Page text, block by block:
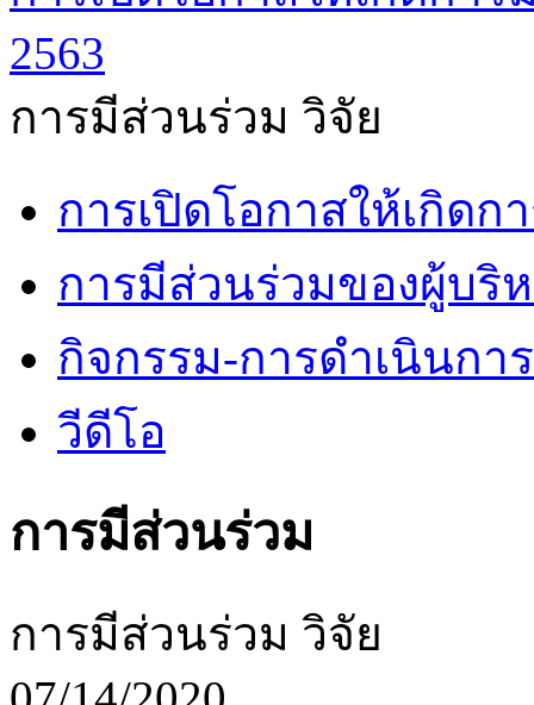
2563
การมีส่วนร่วม วิจัย
การเปิดโอกาสให้เกิดก
การมีส่วนร่วมของผู้บริ
กิจกรรม-การดำเนินก
วีดีโอ
การมีส่วนร่วม
การมีส่วนร่วม วิจัย